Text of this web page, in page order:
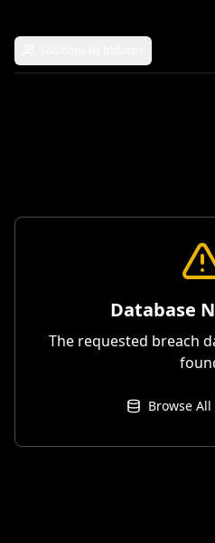
Database
The requested breach
Browse